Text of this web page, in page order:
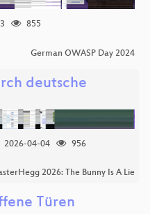
855
German OWASP Day 2024
deutsche
2026-04-04
956
2026: The Bunny Is A Lie
Türen